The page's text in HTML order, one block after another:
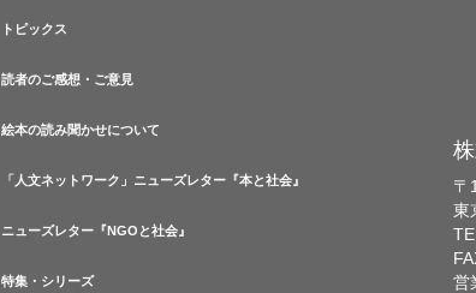
トピックス
読者のご感想・ご意見
絵本の読み聞かせについて
「人文ネットワーク」ニューズレター『本と社会』
ニューズレター『NGOと社会』
特集・シリーズ
〒
東
営